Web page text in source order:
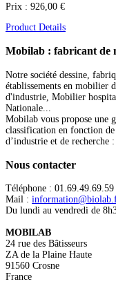
Prix : 926,00 €
Product Details
Mobilab : fabricant de
Notre société dessine,
établissements en mobilier
d'industrie, Mobilier
Nationale...
Mobilab vous propose une
classification en fonction
d’industrie et de recherche
Nous contacter
Téléphone : 01.69.49.69.59
Mail :
Du lundi au vendredi de
MOBILAB
24 rue des Bâtisseurs
ZA de la Plaine Haute
91560 Crosne
France